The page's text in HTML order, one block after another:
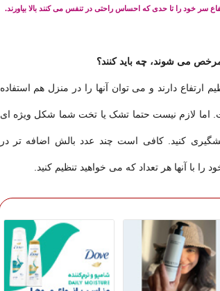
سر خود را تا حدی که احساس راحتی در تنفس می کنند بالا بیاورند.
مرخص می شوند، چه باید کنند؟
ارتفاع دارند و می توان آنها را در منزل هم استفاده
اما لازم نیست حتما تشک یا تخت شما شکل ویژه ای
کنید. کافی است چند عدد بالش اضافه تر در
با آنها هر تعداد که می خواهید تنظیم کنید.